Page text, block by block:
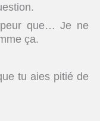
que… Je ne
ça.
tu aies pitié de